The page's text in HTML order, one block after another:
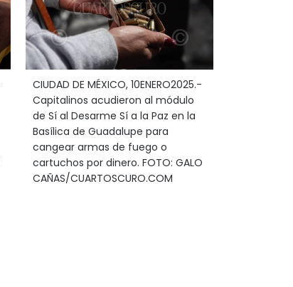
CIUDAD DE MÉXICO, 10ENERO2025.-
Capitalinos acudieron al módulo
de Sí al Desarme Sí a la Paz en la
Basílica de Guadalupe para
cangear armas de fuego o
cartuchos por dinero. FOTO: GALO
CAÑAS/CUARTOSCURO.COM